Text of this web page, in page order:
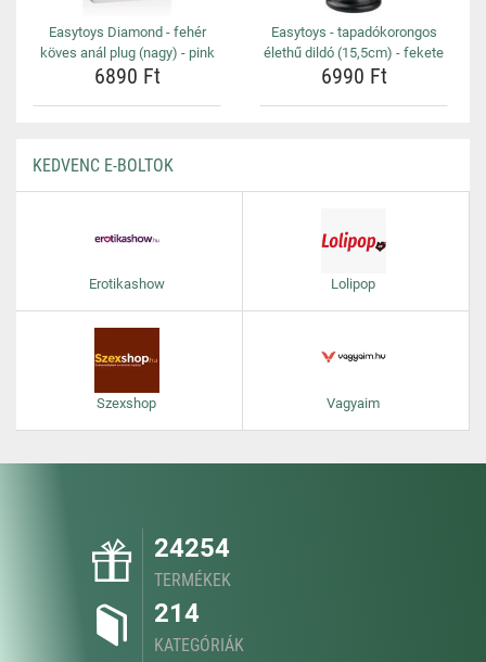
Easytoys Diamond - fehér
köves anál plug (nagy) - pink
6890 Ft
Easytoys - tapadókorongos
élethű dildó (15,5cm) - fekete
6990 Ft
KEDVENC E-BOLTOK
Erotikashow Lolipop
Szexshop Vagyaim
24254
TERMÉKEK
214
KATEGÓRIÁK